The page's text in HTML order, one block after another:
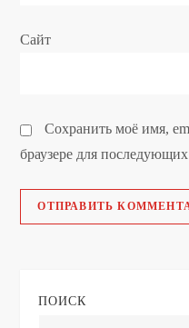
Сайт
Сохранить моё имя,
браузере для
ПОИСК